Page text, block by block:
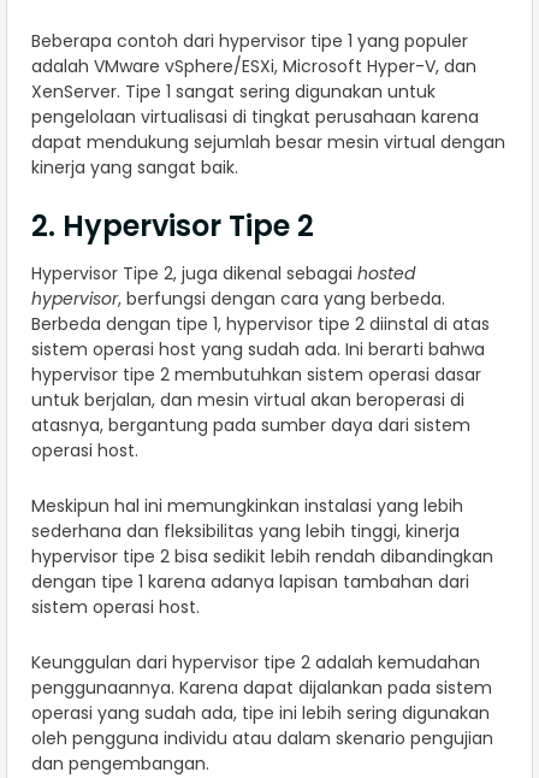
Beberapa contoh dari hypervisor tipe 1 yang populer
adalah VMware vSphere/ESXi, Microsoft Hyper-V, dan
XenServer. Tipe 1 sangat sering digunakan untuk
pengelolaan virtualisasi di tingkat perusahaan karena
dapat mendukung sejumlah besar mesin virtual dengan
kinerja yang sangat baik.
2. Hypervisor Tipe 2
Hypervisor Tipe 2, juga dikenal sebagai hosted
hypervisor, berfungsi dengan cara yang berbeda.
Berbeda dengan tipe 1, hypervisor tipe 2 diinstal di atas
sistem operasi host yang sudah ada. Ini berarti bahwa
hypervisor tipe 2 membutuhkan sistem operasi dasar
untuk berjalan, dan mesin virtual akan beroperasi di
atasnya, bergantung pada sumber daya dari sistem
operasi host.
Meskipun hal ini memungkinkan instalasi yang lebih
sederhana dan fleksibilitas yang lebih tinggi, kinerja
hypervisor tipe 2 bisa sedikit lebih rendah dibandingkan
dengan tipe 1 karena adanya lapisan tambahan dari
sistem operasi host.
Keunggulan dari hypervisor tipe 2 adalah kemudahan
penggunaannya. Karena dapat dijalankan pada sistem
operasi yang sudah ada, tipe ini lebih sering digunakan
oleh pengguna individu atau dalam skenario pengujian
dan pengembangan.